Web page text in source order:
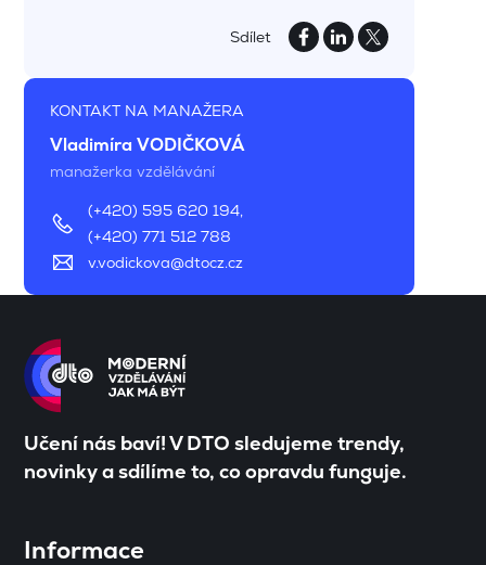
Sdílet
KONTAKT NA MANAŽERA
Vladimíra VODIČKOVÁ
manažerka vzdělávání
(+420) 595 620 194,
(+420) 771 512 788
v.vodickova@dtocz.cz
Učení nás baví! V DTO sledujeme trendy,
novinky a sdílíme to, co opravdu funguje.
Informace